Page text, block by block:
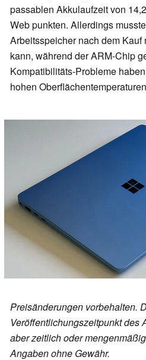
passablen Akkulaufzeit von
Web punkten. Allerdings
Arbeitsspeicher nach dem Kauf
kann, während der ARM-Chip
Kompatibilitäts-Probleme
hohen
Preisänderungen vorbehalten.
Veröffentlichungszeitpunkt des
aber zeitlich oder
Angaben ohne Gewähr.